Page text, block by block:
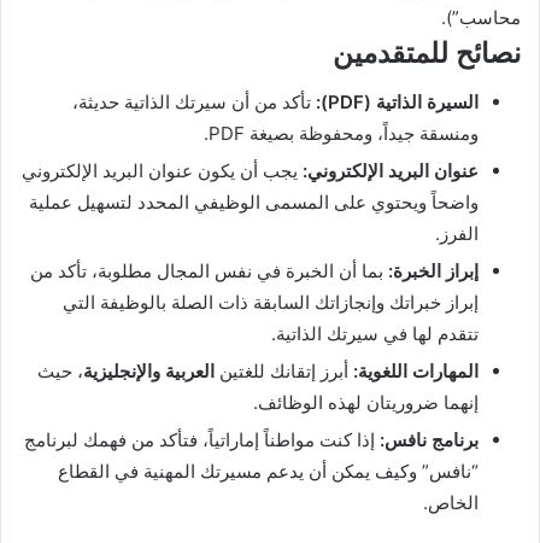
محاسب”).
نصائح للمتقدمين
السيرة الذاتية (PDF):
تأكد من أن سيرتك الذاتية حديثة،
ومنسقة جيداً، ومحفوظة بصيغة PDF.
عنوان البريد الإلكتروني: يجب أن يكون عنوان البريد الإلكتروني
واضحاً ويحتوي على المسمى الوظيفي المحدد لتسهيل عملية
الفرز.
إبراز الخبرة: بما أن الخبرة في نفس المجال مطلوبة، تأكد من
إبراز خبراتك وإنجازاتك السابقة ذات الصلة بالوظيفة التي
تتقدم لها في سيرتك الذاتية.
المهارات اللغوية: أبرز إتقانك للغتين العربية والإنجليزية، حيث
إنهما ضروريتان لهذه الوظائف.
برنامج نافس: إذا كنت مواطناً إماراتياً، فتأكد من فهمك لبرنامج
“نافس” وكيف يمكن أن يدعم مسيرتك المهنية في القطاع
الخاص.